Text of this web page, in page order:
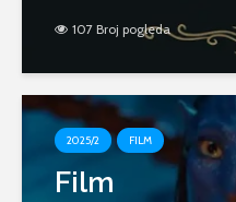
107 Broj pogleda
2025/2 FILM
Film